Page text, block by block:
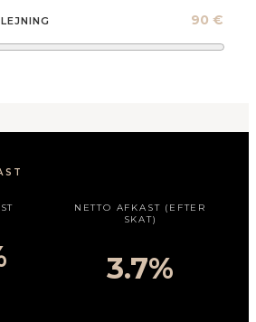
90 €
NETTO AFKAST (EFTER
SKAT)
3.7%